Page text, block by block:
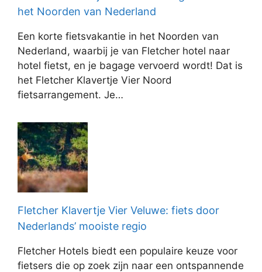
het Noorden van Nederland
Een korte fietsvakantie in het Noorden van
Nederland, waarbij je van Fletcher hotel naar
hotel fietst, en je bagage vervoerd wordt! Dat is
het Fletcher Klavertje Vier Noord
fietsarrangement. Je…
Fletcher Klavertje Vier Veluwe: fiets door
Nederlands’ mooiste regio
Fletcher Hotels biedt een populaire keuze voor
fietsers die op zoek zijn naar een ontspannende